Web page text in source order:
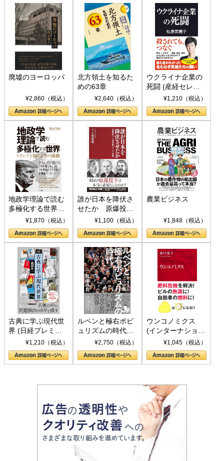
廃墟のヨーロッパ
¥2,860（税込）
北方領土を知るた
めの63章
¥2,640（税込）
ウクライナ企業の
死闘 (産経セレク
ト S 039)¥1,210（税込）
地政学理論で読む
多極化する世界：
トランプとBRICS
の挑戦
¥1,870（税込）
誰が日本を降伏さ
せたか 原爆投
下、ソ連参戦、そ
して聖断 (PHP新
書)
¥1,100（税込）
農業ビジネス
¥1,848（税込）
古典に学ぶ現代世
界 (日経プレミア
シリーズ)¥1,210（税込）
ルペンと極右ポピ
ュリズムの時代：
〈ヤヌス〉の二つ
の顔
¥2,750（税込）
ウンコノミクス
(インターナショナ
ル新書)¥1,045（税込）